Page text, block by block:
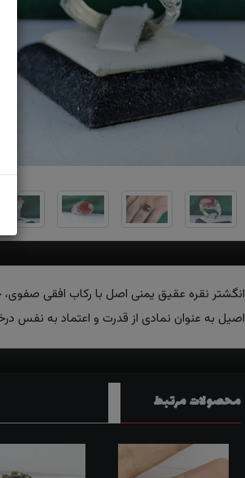
انگشتر نقره عقیق یمنی اصل با رکاب افقی
اصیل به عنوان نمادی از قدرت و اعتماد به نفس
محصولات مرتبط